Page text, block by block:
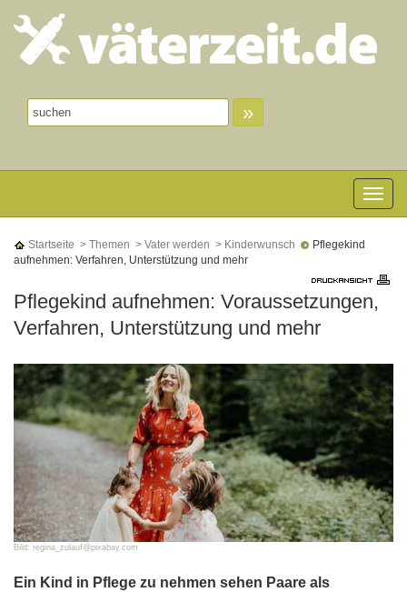
»
Toggle
Startseite > Themen > Vater werden > Kinderwunsch
Pflegekind
aufnehmen: Verfahren, Unterstützung und mehr
Pflegekind aufnehmen: Voraussetzungen,
Verfahren, Unterstützung und mehr
Bild: regina_zulauf@pixabay.com
Ein Kind in Pflege zu nehmen sehen Paare als